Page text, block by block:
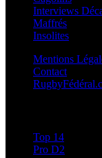
Interviews
Maffrés
Insolites
Mentions
Contact
Top 14
Pro D2